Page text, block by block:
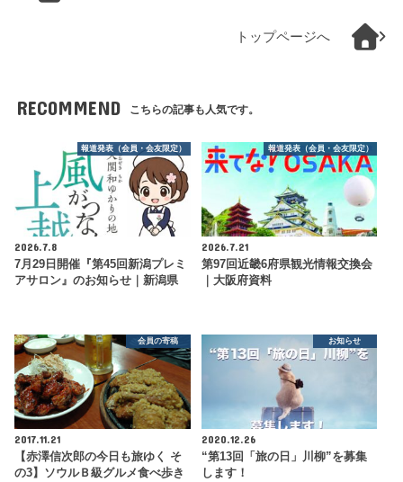
トップページへ
RECOMMEND こちらの記事も人気です。
報道発表（会員・会友限定）
2026.7.8
7月29日開催『第45回新潟プレミ
アサロン』のお知らせ｜新潟県
報道発表（会員・会友限定）
2026.7.21
第97回近畿6府県観光情報交換会
｜大阪府資料
会員の寄稿
2017.11.21
【赤澤信次郎の今日も旅ゆく そ
の3】ソウルＢ級グルメ食べ歩き
お知らせ
2020.12.26
“第13回「旅の日」川柳”を募集
します！